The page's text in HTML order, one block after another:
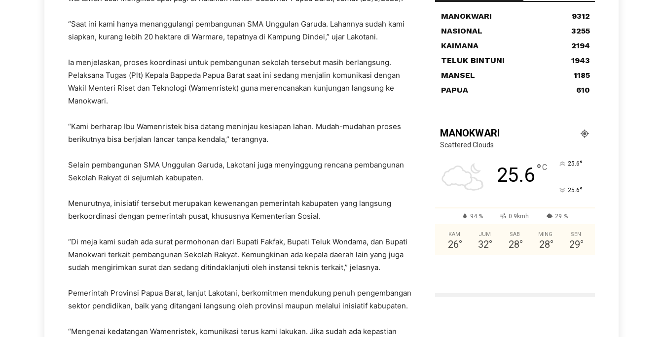
“Saat ini kami hanya menanggulangi pembangunan SMA Unggulan Garuda. Lahannya sudah kami
siapkan, kurang lebih 20 hektare di Warmare, tepatnya di Kampung Dindei,” ujar Lakotani.
Ia menjelaskan, proses koordinasi untuk pembangunan sekolah tersebut masih berlangsung.
Pelaksana Tugas (Plt) Kepala Bappeda Papua Barat saat ini sedang menjalin komunikasi dengan
Wakil Menteri Riset dan Teknologi (Wamenristek) guna merencanakan kunjungan langsung ke
Manokwari.
“Kami berharap Ibu Wamenristek bisa datang meninjau kesiapan lahan. Mudah-mudahan proses
berikutnya bisa berjalan lancar tanpa kendala,” terangnya.
Selain pembangunan SMA Unggulan Garuda, Lakotani juga menyinggung rencana pembangunan
Sekolah Rakyat di sejumlah kabupaten.
Menurutnya, inisiatif tersebut merupakan kewenangan pemerintah kabupaten yang langsung
berkoordinasi dengan pemerintah pusat, khususnya Kementerian Sosial.
“Di meja kami sudah ada surat permohonan dari Bupati Fakfak, Bupati Teluk Wondama, dan Bupati
Manokwari terkait pembangunan Sekolah Rakyat. Kemungkinan ada kepala daerah lain yang juga
sudah mengirimkan surat dan sedang ditindaklanjuti oleh instansi teknis terkait,” jelasnya.
Pemerintah Provinsi Papua Barat, lanjut Lakotani, berkomitmen mendukung penuh pengembangan
sektor pendidikan, baik yang ditangani langsung oleh provinsi maupun melalui inisiatif kabupaten.
“Mengenai kedatangan Wamenristek, komunikasi terus kami lakukan. Jika sudah ada kepastian
MANOKWARI
9312
NASIONAL
3255
KAIMANA
2194
TELUK BINTUNI
1943
MANSEL
1185
PAPUA
610
MANOKWARI
Scattered Clouds
25.6°C 25.6°
25.6°
94 % 0.9kmh 29 %
KAM
26°
JUM
32°
SAB
28°
MING
28°
SEN
29°